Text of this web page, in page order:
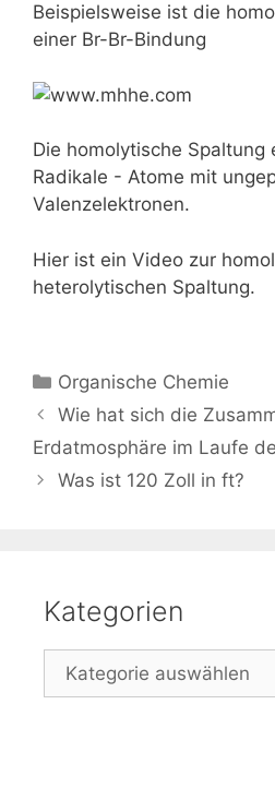
Beispielsweise ist die
einer Br-Br-Bindung
Die homolytische Spaltung
Radikale - Atome mit
Valenzelektronen.
Hier ist ein Video zur
heterolytischen Spaltung.
Kategorien
Organische Chemie
Beitrags-
Navigation
Wie hat sich die
Erdatmosphäre im Laufe
Was ist 120 Zoll in ft?
Kategorien
Kategorien